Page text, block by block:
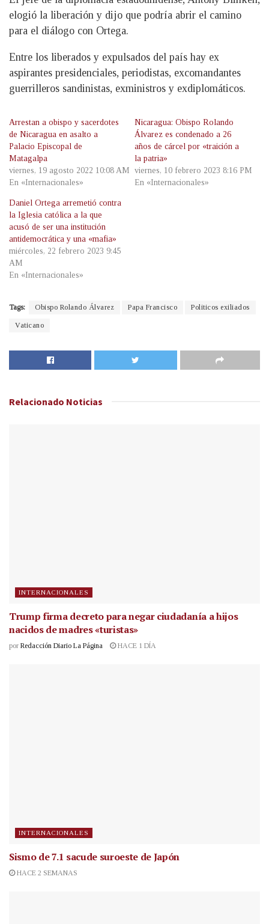
elogió la liberación y dijo que podría abrir el camino
para el diálogo con Ortega.
Entre los liberados y expulsados del país hay ex
aspirantes presidenciales, periodistas, excomandantes
guerrilleros sandinistas, exministros y exdiplomáticos.
Arrestan a obispo y sacerdotes
de Nicaragua en asalto a
Palacio Episcopal de
Matagalpa
viernes, 19 agosto 2022 10:08 AM
En «Internacionales»
Nicaragua: Obispo Rolando
Álvarez es condenado a 26
años de cárcel por «traición a
la patria»
viernes, 10 febrero 2023 8:16 PM
En «Internacionales»
Daniel Ortega arremetió contra
la Iglesia católica a la que
acusó de ser una institución
antidemocrática y una «mafia»
miércoles, 22 febrero 2023 9:45
AM
En «Internacionales»
Tags: Obispo Rolando Álvarez Papa Francisco Politicos exiliados
Vaticano
Relacionado Noticias
INTERNACIONALES
Trump firma decreto para negar ciudadanía a hijos
nacidos de madres «turistas»
por Redacción Diario La Página HACE 1 DÍA
INTERNACIONALES
Sismo de 7.1 sacude suroeste de Japón
HACE 2 SEMANAS